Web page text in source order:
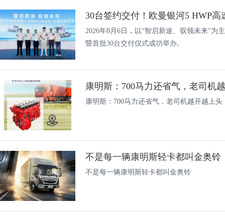
2026年8月6日，以“智启新途、驭领未来”为
暨首批30台交付仪式成功举办。
康明斯：700马力还省气，老司机
康明斯：700马力还省气，老司机越开越上头
不是每一辆康明斯轻卡都叫金奥铃
不是每一辆康明斯轻卡都叫金奥铃